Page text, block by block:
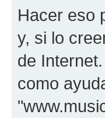
Hacer eso
y, si lo
de
como